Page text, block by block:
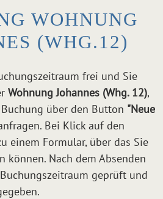
WOHNUNG
(WHG.12)
frei und Sie
Wohnung Johannes (Whg. 12),
über den Button "Neue
Bei Klick auf den
einem Formular, über das Sie
können. Nach dem Absenden
geprüft und